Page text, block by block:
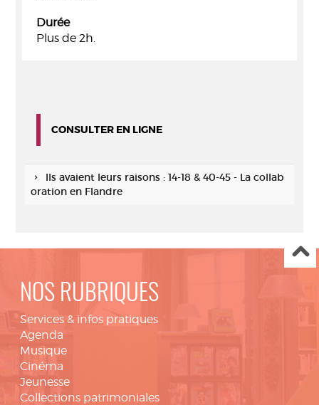
Durée
Plus de 2h.
CONSULTER EN LIGNE
Ils avaient leurs raisons : 14-18 & 40-45 - La collab
oration en Flandre
NOS RUBRIQUES
Services & infos pratiques
Agenda
Musique
Cinéma
Jeunesse
Collections patrimoniales